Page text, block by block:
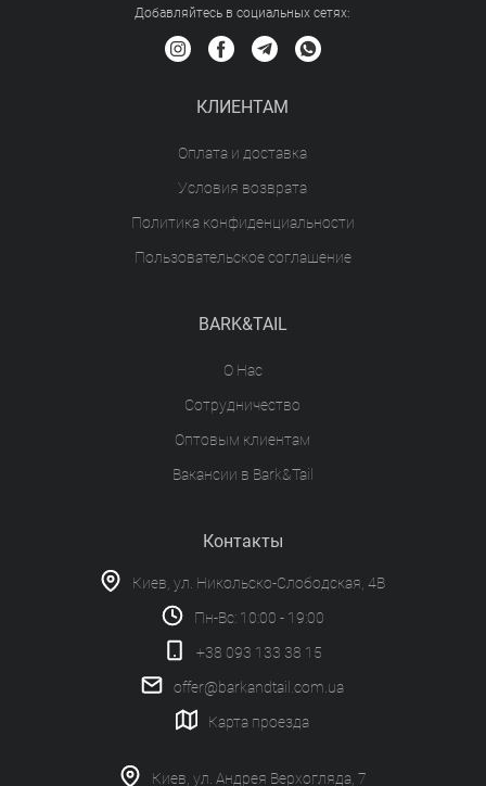
Добавляйтесь в социальных сетяx:
КЛИЕНТАМ
Оплата и доставка
Условия возврата
Политика конфиденциальности
Пользовательское соглашение
BARK&TAIL
О Нас
Сотрудничество
Оптовым клиентам
Вакансии в Bark&Tail
Контакты
Киев, ул. Никольско-Слободская, 4В
Пн-Вс: 10:00 - 19:00
+38 093 133 38 15
offer@barkandtail.com.ua
Карта проезда
Киев, ул. Андрея Верхогляда, 7